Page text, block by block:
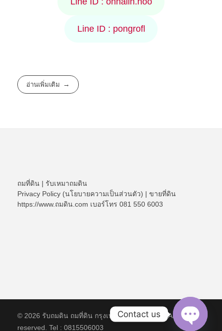
Line ID : pongrofl
อ่านเพิ่มเติม
ถมที่ดิน | รับเหมาถมดิน
Privacy Policy (นโยบายความเป็นส่วนตัว) | ขายที่ดิน
https://www.ถมดิน.com เบอร์โทร 081 550 6003
© 2026 รับถมดิน ถมที่ดิน กรุงเทพ และ ปริมณฑล. All rights
reserved. Tel : 0815506003
Contact us